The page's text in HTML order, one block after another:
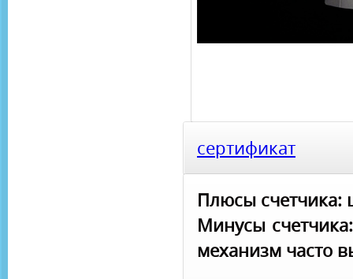
сертификат
Плюсы счетчика:
Минусы
механизм часто